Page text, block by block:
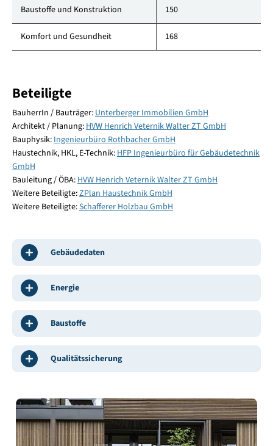
Baustoffe und Konstruktion 150
Komfort und Gesundheit 168
Beteiligte
BauherrIn / Bauträger: Unterberger Immobilien GmbH
Architekt / Planung: HVW Henrich Veternik Walter ZT GmbH
Bauphysik: Ingenieurbüro Rothbacher GmbH
Haustechnik, HKL, E-Technik: HFP Ingenieurbüro für Gebäudetechnik
GmbH
Bauleitung / ÖBA: HVW Henrich Veternik Walter ZT GmbH
Weitere Beteiligte:ZPlan Haustechnik GmbH
Weitere Beteiligte:Schafferer Holzbau GmbH
Gebäudedaten
Energie
Baustoffe
Qualitätssicherung